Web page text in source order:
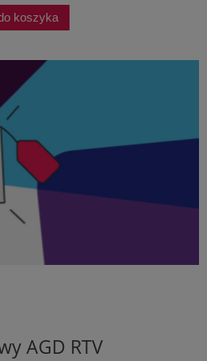
koszyka
AGD RTV